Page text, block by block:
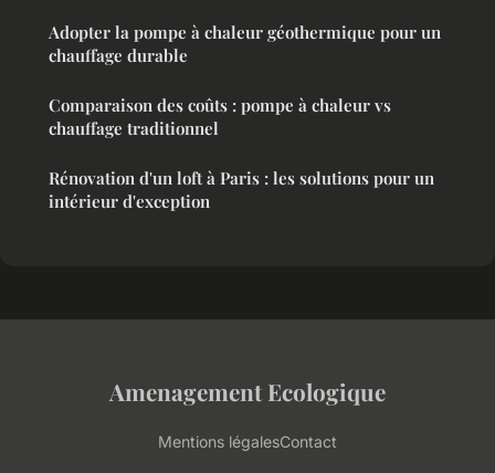
Adopter la pompe à chaleur géothermique pour un
chauffage durable
Comparaison des coûts : pompe à chaleur vs
chauffage traditionnel
Rénovation d'un loft à Paris : les solutions pour un
intérieur d'exception
Amenagement Ecologique
Mentions légalesContact